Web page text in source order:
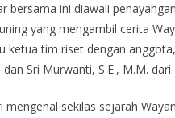
bersama ini diawali
yang mengambil cerita
ketua tim riset dengan
Sri Murwanti, S.E., M.M.
sekilas sejarah